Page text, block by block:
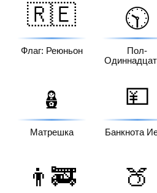
🇷🇪
Флаг: Реюньон
🕥
Пол-
🪆
Матрешка
💴
Банкнота
👨‍🚒 🍑